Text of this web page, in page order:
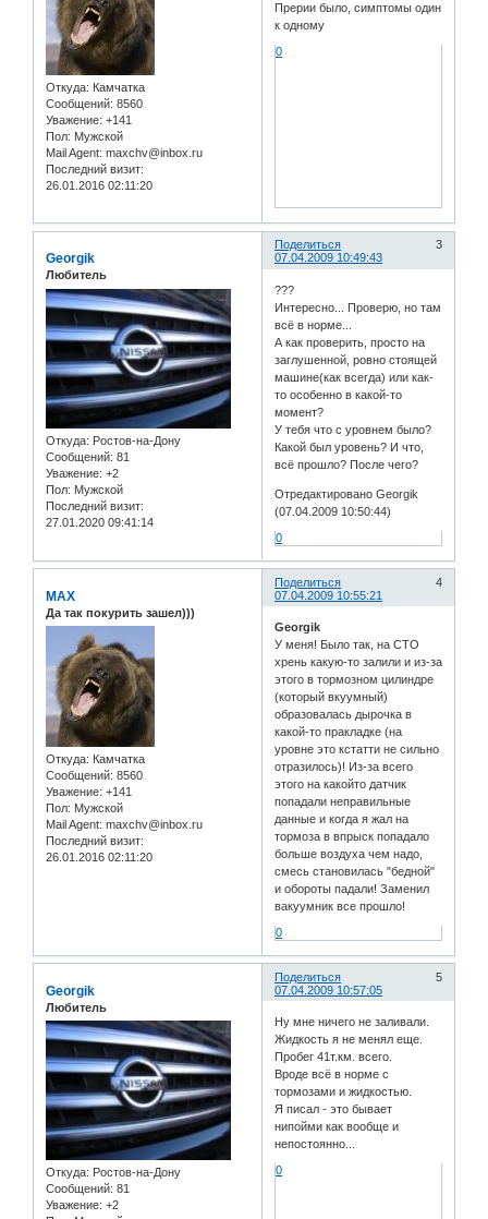
Откуда: Камчатка
Сообщений: 8560
Уважение: +141
Пол: Мужской
Mail Agent: maxchv@inbox.ru
Последний визит:
26.01.2016 02:11:20
Прерии было, симптомы один
к одному
0
Поделиться
3
07.04.2009 10:49:43
Georgik
Любитель
Откуда: Ростов-на-Дону
Сообщений: 81
Уважение: +2
Пол: Мужской
Последний визит:
27.01.2020 09:41:14
???
Интересно... Проверю, но там
всё в норме...
А как проверить, просто на
заглушенной, ровно стоящей
машине(как всегда) или как-
то особенно в какой-то
момент?
У тебя что с уровнем было?
Какой был уровень? И что,
всё прошло? После чего?
Отредактировано Georgik
(07.04.2009 10:50:44)
0
Поделиться
4
07.04.2009 10:55:21
MAX
Да так покурить зашел)))
Откуда: Камчатка
Сообщений: 8560
Уважение: +141
Пол: Мужской
Mail Agent: maxchv@inbox.ru
Последний визит:
26.01.2016 02:11:20
Georgik
У меня! Было так, на СТО
хрень какую-то залили и из-за
этого в тормозном цилиндре
(который вкуумный)
образовалась дырочка в
какой-то пракладке (на
уровне это кстатти не сильно
отразилось)! Из-за всего
этого на какойто датчик
попадали неправильные
данные и когда я жал на
тормоза в впрыск попадало
больше воздуха чем надо,
смесь становилась "бедной"
и обороты падали! Заменил
вакуумник все прошло!
0
Поделиться
5
07.04.2009 10:57:05
Georgik
Любитель
Откуда: Ростов-на-Дону
Сообщений: 81
Уважение: +2
Ну мне ничего не заливали.
Жидкость я не менял еще.
Пробег 41т.км. всего.
Вроде всё в норме с
тормозами и жидкостью.
Я писал - это бывает
нипойми как вообще и
непостоянно...
0